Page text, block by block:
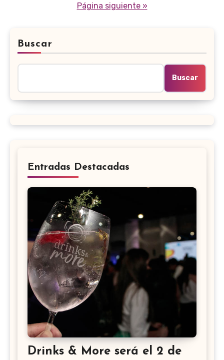
Página siguiente »
Buscar
Buscar
Entradas Destacadas
Drinks & More será el 2 de